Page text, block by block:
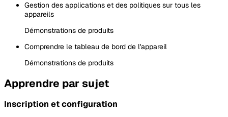
Gestion des applications et des politiques sur tous les
appareils
Démonstrations de produits
Comprendre le tableau de bord de l'appareil
Démonstrations de produits
Apprendre par sujet
Inscription et configuration